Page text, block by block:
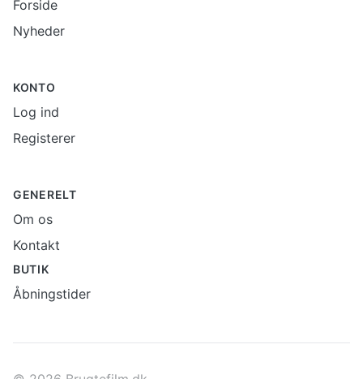
Forside
Nyheder
KONTO
Log ind
Registerer
GENERELT
Om os
Kontakt
BUTIK
Åbningstider